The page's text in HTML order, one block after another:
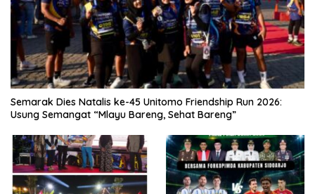
Semarak Dies Natalis ke-45 Unitomo Friendship Run 2026:
Usung Semangat “Mlayu Bareng, Sehat Bareng”